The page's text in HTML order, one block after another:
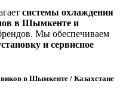
системы охлаждения
в Шымкенте и
Мы обеспечиваем
и сервисное
в Шымкенте / Казахстане